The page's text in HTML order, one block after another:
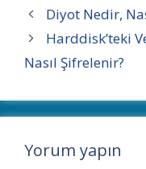
Diyot Nedir,
Harddisk’teki
Nasıl Şifrelenir?
Yorum yapın